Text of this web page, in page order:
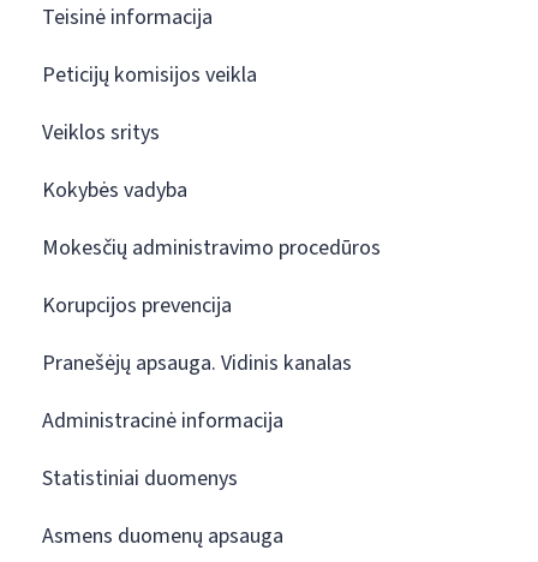
Teisinė informacija
Peticijų komisijos veikla
Veiklos sritys
Kokybės vadyba
Mokesčių administravimo procedūros
Korupcijos prevencija
Pranešėjų apsauga. Vidinis kanalas
Administracinė informacija
Statistiniai duomenys
Asmens duomenų apsauga